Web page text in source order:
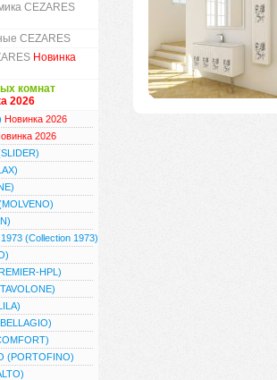
CEZARES
CEZARES
Новинка
комнат
2026
Новинка 2026
2026
(Collection 1973)
HPL)